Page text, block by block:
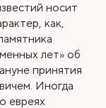
носит
как,
лет» об
принятия
Иногда
евреях